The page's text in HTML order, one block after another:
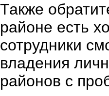
Также
районе есть
сотрудники
владения
районов с